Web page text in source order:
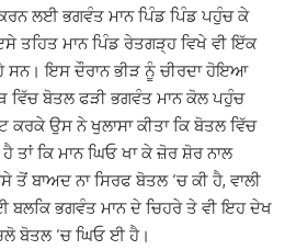
ਲਈ ਭਗਵੰਤ ਮਾਨ ਪਿੰਡ ਪਿੰਡ ਪਹੁੰਚ ਕੇ
ਤਹਿਤ ਮਾਨ ਪਿੰਡ ਰੇਤਗੜ੍ਹ ਵਿਖੇ ਵੀ ਇੱਕ
ਸਨ। ਇਸ ਦੌਰਾਨ ਭੀੜ ਨੂੰ ਚੀਰਦਾ ਹੋਇਆ
ਵਿੱਚ ਬੋਤਲ ਫੜੀ ਭਗਵੰਤ ਮਾਨ ਕੋਲ ਪਹੁੰਚ
ਉਸ ਨੇ ਖੁਲਾਸਾ ਕੀਤਾ ਕਿ ਬੋਤਲ ਵਿੱਚ
ਕਿ ਮਾਨ ਘਿਓ ਖਾ ਕੇ ਜ਼ੋਰ ਸ਼ੋਰ ਨਾਲ
ਬਾਅਦ ਨਾ ਸਿਰਫ ਬੋਤਲ ‘ਚ ਕੀ ਹੈ, ਵਾਲੀ
ਬਲਕਿ ਭਗਵੰਤ ਮਾਨ ਦੇ ਚਿਹਰੇ ਤੇ ਵੀ ਇਹ ਦੇਖ
ਬੋਤਲ ‘ਚ ਘਿਓ ਈ ਹੈ।